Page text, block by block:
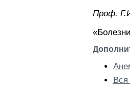
Проф.